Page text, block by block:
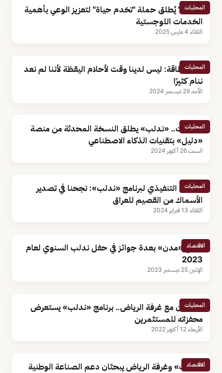
المحليات
"ندلب" يُطلق حملة "تخدم حياة" لتعزيز الوعي بأهمية
الخدمات اللوجستية
الثلاثاء 4 مارس 2025
المحليات
وزير الطاقة: ليس لدينا وقت لأحلام اليقظة لأننا لم نعد
ننام كثيرًا
الأحد 29 ديسمبر 2024
المحلياتبـ7 لغات.. «ندلب» يطلق النسخة المحدثة من منصة
«دليل» بتقنيات الذكاء الاصطناعي
السبت 26 أكتوبر 2024
المحليات
الرئيس التنفيذي لبرنامج «ندلب»: نجحنا في تصدير
الأسماك من القصيم للعراق
الثلاثاء 13 فبراير 2024
الاقتصاد
تتويج «مدن» بعدة جوائز في حفل ندلب السنوي لعام
2023
الإثنين 25 ديسمبر 2023
المحليات
بالتعاون مع غرفة الرياض.. برنامج «ندلب» يستعرض
محفزاته للمستثمرين
الأربعاء 12 أكتوبر 2022
الاقتصاد
«ندلب» وغرفة الرياض يبحثان دعم الصناعة الوطنية